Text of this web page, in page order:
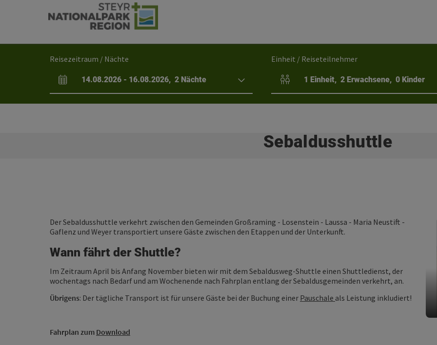
Accesskey
Accesskey
Accesskey
Reisezeitraum / Nächte
An- und Abreisefelder
14.08.2026 - 16.08.2026, 2 Nächte
Einheit / Reiseteilnehmer
Einheitenanzahl und Personenfelder
1 Einheit, 2 Erwachsene, 0 Kinder
Sebaldusshuttle
Der Sebaldusshuttle verkehrt zwischen den Gemeinden Großraming - Losenstein - Laussa - Maria Neustift -
Gaflenz und Weyer transportiert unsere Gäste zwischen den Etappen und der Unterkunft.
Wann fährt der Shuttle?
Im Zeitraum April bis Anfang November bieten wir mit dem Sebaldusweg-Shuttle einen Shuttledienst, der
wochentags nach Bedarf und am Wochenende nach Fahrplan entlang der Sebaldusgemeinden verkehrt, an.
Übrigens: Der tägliche Transport ist für unsere Gäste bei der Buchung einer Pauschale als Leistung inkludiert!
Fahrplan zum Download